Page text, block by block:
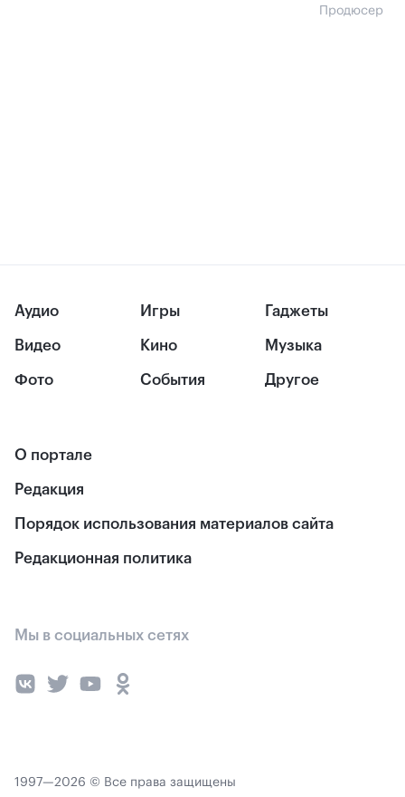
Продюсер
Аудио
Видео
Фото
Игры
Кино
События
Гаджеты
Музыка
Другое
О портале
Редакция
Порядок использования материалов сайта
Редакционная политика
Мы в социальных сетях
1997—2026 © Все права защищены